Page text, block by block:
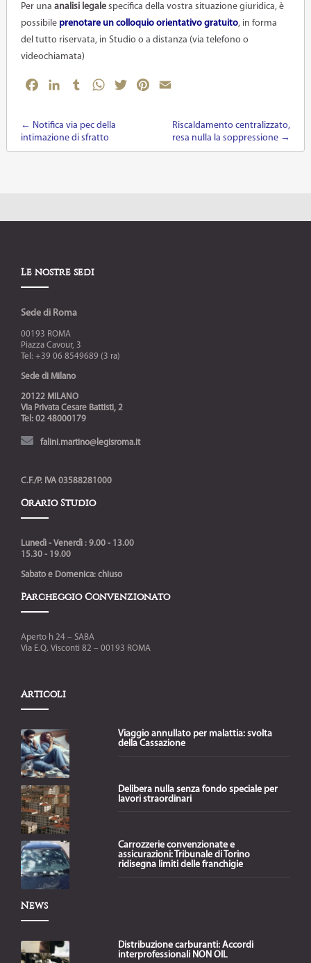
Per una analisi legale specifica della vostra situazione giuridica, è
possibile prenotare un colloquio orientativogratuito, in forma
del tutto riservata, in Studio o a distanza (via telefono o
videochiamata)
FacebookLinkedInTumblrWhatsApp
TwitterPinterest
Post navigation
← Notifica via pec della
intimazione di sfratto
Riscaldamento centralizzato,
resa nulla la soppressione →
Le nostre sedi
Sede di Roma
00193 ROMA
Piazza Cavour, 3
Tel: +39 06 8549689 (3 ra)
Sede di Milano
20122 MILANO
Via Privata Cesare Battisti, 2
Tel: 02 48000179
falini.martino@legisroma.it
C.F./P. IVA 03588281000
Orario Studio
Lunedì - Venerdì : 9.00 - 13.00
15.30 - 19.00
Sabato e Domenica: chiuso
Parcheggio Convenzionato
Aperto h 24 – SABA
Via E.Q. Visconti 82 – 00193 ROMA
Articoli
Viaggio annullato per malattia: svolta
della Cassazione
Delibera nulla senza fondo speciale per
lavori straordinari
Carrozzerie convenzionate e
assicurazioni: Tribunale di Torino
ridisegna limiti delle franchigie
News
Distribuzione carburanti: Accordi
interprofessionali NON OIL